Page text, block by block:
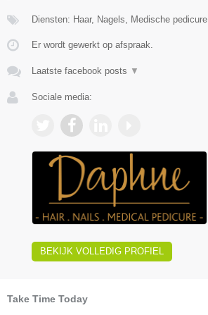
Diensten: Haar, Nagels, Medische pedicure
Er wordt gewerkt op afspraak.
Laatste facebook posts ▼
Sociale media:
BEKIJK VOLLEDIG PROFIEL
Take Time Today